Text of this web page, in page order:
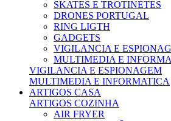
SKATES E TROTINETES
DRONES PORTUGAL
RING LIGTH
GADGETS
VIGILANCIA E
MULTIMEDIA E
VIGILANCIA E ESPIONAGEM
MULTIMEDIA E INFORMATICA
ARTIGOS CASA
ARTIGOS COZINHA
AIR FRYER